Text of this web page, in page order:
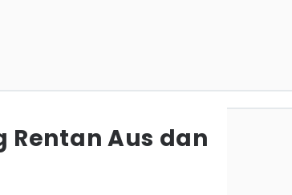
Rentan Aus dan